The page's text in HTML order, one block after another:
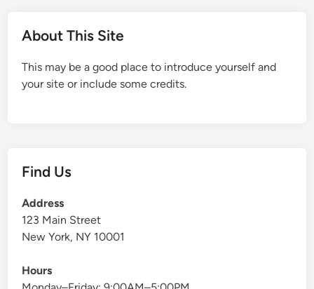
About This Site
This may be a good place to introduce yourself and
your site or include some credits.
Find Us
Address
123 Main Street
New York, NY 10001
Hours